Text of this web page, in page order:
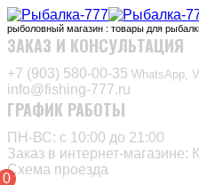
рыболовный магазин : товары для
ЗАКАЗ И КОНСУЛЬТАЦИЯ
+7 (903) 580-00-35‬ WhatsApp,
info@fishing-777.ru
ГРАФИК РАБОТЫ
ПН-ВС: с 10:00 до 21:00
Заказ в интернет-
Схема проезда
0